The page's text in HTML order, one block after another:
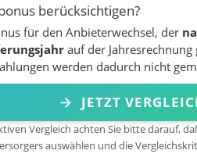
berücksichtigen?
für den Anbieterwechsel, der
auf der Jahresrechnung
werden dadurch nicht
JETZT
Vergleich achten Sie bitte darauf,
auswählen und die